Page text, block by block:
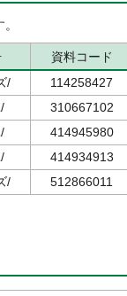
資料コード
/
114258427
310667102
414945980
414934913
/ 512866011